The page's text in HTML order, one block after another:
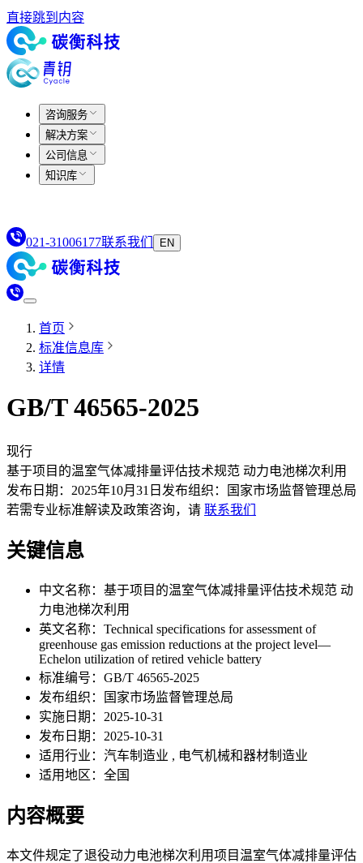
直接跳到内容
咨询服务
解决方案
公司信息
知识库
021-31006177联系我们 EN
首页
标准信息库
详情
GB/T 46565-2025
现行
基于项目的温室气体减排量评估技术规范 动力电池梯次利用
发布日期： 2025年10月31日 发布组织：
国家市场监督管理总局
若需专业标准解读及政策咨询，请 联系我们
关键信息
中文名称： 基于项目的温室气体减排量评估技术规范 动
力电池梯次利用
英文名称： Technical specifications for assessment of
greenhouse gas emission reductions at the project level—
Echelon utilization of retired vehicle battery
标准编号： GB/T 46565-2025
发布组织：
国家市场监督管理总局
实施日期： 2025-10-31
发布日期： 2025-10-31
适用行业： 汽车制造业 , 电气机械和器材制造业
适用地区： 全国
内容概要
本文件规定了退役动力电池梯次利用项目温室气体减排量评估